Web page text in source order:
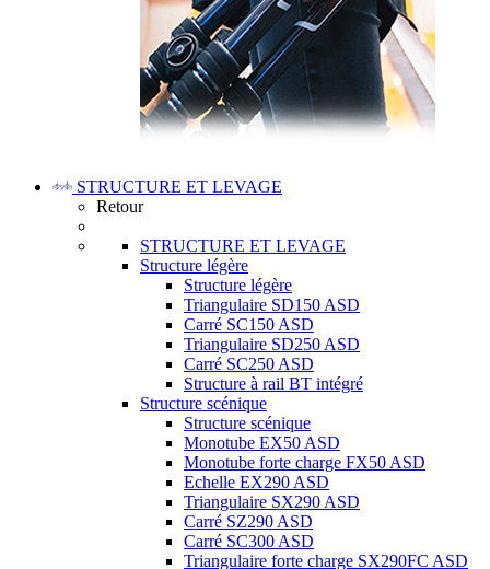
STRUCTURE ET LEVAGE
Retour
STRUCTURE ET LEVAGE
Structure légère
Structure légère
Triangulaire SD150 ASD
Carré SC150 ASD
Triangulaire SD250 ASD
Carré SC250 ASD
Structure à rail BT intégré
Structure scénique
Structure scénique
Monotube EX50 ASD
Monotube forte charge FX50 ASD
Echelle EX290 ASD
Triangulaire SX290 ASD
Carré SZ290 ASD
Carré SC300 ASD
Triangulaire forte charge SX290FC ASD